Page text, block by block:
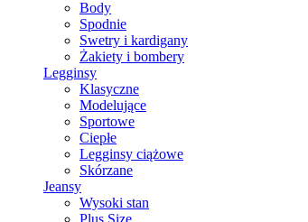
Body
Spodnie
Swetry i kardigany
Żakiety i bombery
Legginsy
Klasyczne
Modelujące
Sportowe
Ciepłe
Legginsy ciążowe
Skórzane
Jeansy
Wysoki stan
Plus Size